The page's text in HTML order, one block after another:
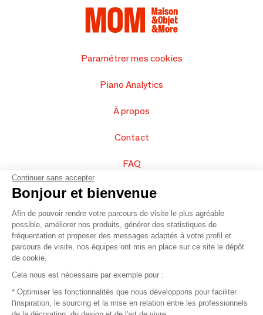
Paramétrer mes cookies
Piano Analytics
À propos
Contact
FAQ
Vendez vos produits
Plan du site
© 2016 –Organisation SAFI
Recrutement
Continuer sans accepter
Bonjour et bienvenue
Afin de pouvoir rendre votre parcours de visite le plus agréable
possible, améliorer nos produits, générer des statistiques de
fréquentation et proposer des messages adaptés à votre profil et
parcours de visite, nos équipes ont mis en place sur ce site le dépôt
de cookie.
Cela nous est nécessaire par exemple pour :
* Optimiser les fonctionnalités que nous développons pour faciliter
l'inspiration, le sourcing et la mise en relation entre les professionnels